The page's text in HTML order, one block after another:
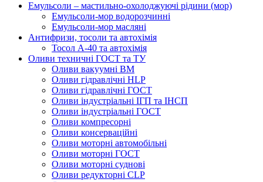
Емульсоли – мастильно-охолоджуючі рідини (мор)
Емульсоли-мор водорозчинні
Емульсоли-мор масляні
Антифризи, тосоли та автохімія
Тосол А-40 та автохімія
Оливи техничні ГОСТ та ТУ
Оливи вакуумні ВМ
Оливи гідравлічні HLP
Оливи гідравлічні ГОСТ
Оливи індустріальні ІГП та ІНСП
Оливи індустріальні ГОСТ
Оливи компресорні
Оливи консерваційні
Оливи моторні автомобільні
Оливи моторні ГОСТ
Оливи моторні суднові
Оливи редукторні CLP